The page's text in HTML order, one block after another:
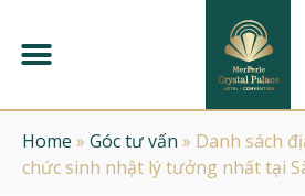
Home » Góc tư vấn » Danh sách
chức sinh nhật lý tưởng nhất tại